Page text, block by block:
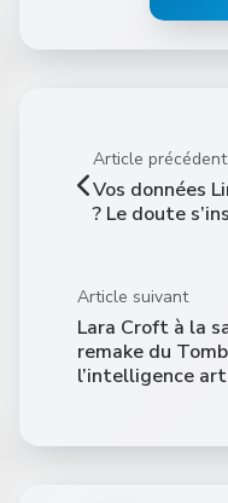
Article précédent
Vos données
? Le doute
Article suivant
Lara Croft à la
remake du
l’intelligence